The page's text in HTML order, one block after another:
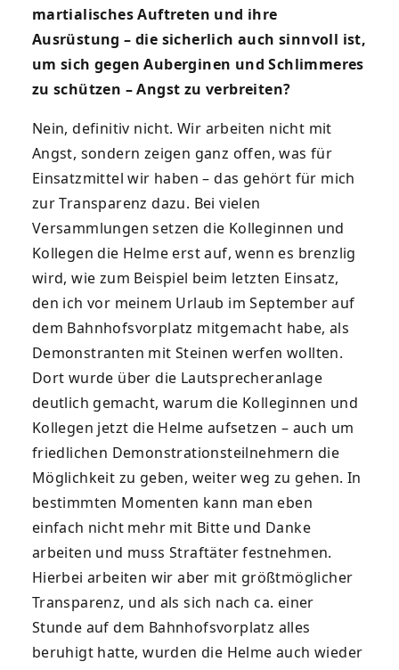
martialisches Auftreten und ihre
Ausrüstung – die sicherlich auch sinnvoll ist,
um sich gegen Auberginen und Schlimmeres
zu schützen – Angst zu verbreiten?
Nein, definitiv nicht. Wir arbeiten nicht mit
Angst, sondern zeigen ganz offen, was für
Einsatzmittel wir haben – das gehört für mich
zur Transparenz dazu. Bei vielen
Versammlungen setzen die Kolleginnen und
Kollegen die Helme erst auf, wenn es brenzlig
wird, wie zum Beispiel beim letzten Einsatz,
den ich vor meinem Urlaub im September auf
dem Bahnhofsvorplatz mitgemacht habe, als
Demonstranten mit Steinen werfen wollten.
Dort wurde über die Lautsprecheranlage
deutlich gemacht, warum die Kolleginnen und
Kollegen jetzt die Helme aufsetzen – auch um
friedlichen Demonstrationsteilnehmern die
Möglichkeit zu geben, weiter weg zu gehen. In
bestimmten Momenten kann man eben
einfach nicht mehr mit Bitte und Danke
arbeiten und muss Straftäter festnehmen.
Hierbei arbeiten wir aber mit größtmöglicher
Transparenz, und als sich nach ca. einer
Stunde auf dem Bahnhofsvorplatz alles
beruhigt hatte, wurden die Helme auch wieder